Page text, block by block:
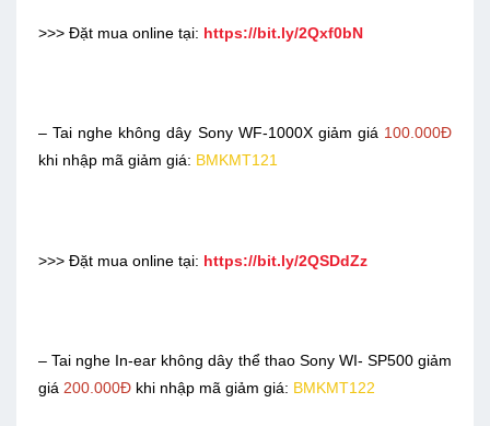
>>> Đặt mua online tại: https://bit.ly/2Qxf0bN
– Tai nghe không dây Sony WF-1000X giảm giá 100.000Đ
khi nhập mã giảm giá: BMKMT121
>>> Đặt mua online tại: https://bit.ly/2QSDdZz
– Tai nghe In-ear không dây thể thao Sony WI- SP500 giảm
giá 200.000Đ khi nhập mã giảm giá: BMKMT122